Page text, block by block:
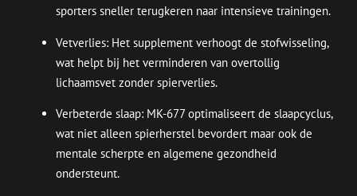
sporters sneller terugkeren naar intensieve trainingen.
Vetverlies: Het supplement verhoogt de stofwisseling,
wat helpt bij het verminderen van overtollig
lichaamsvet zonder spierverlies.
Verbeterde slaap: MK-677 optimaliseert de slaapcyclus,
wat niet alleen spierherstel bevordert maar ook de
mentale scherpte en algemene gezondheid
ondersteunt.